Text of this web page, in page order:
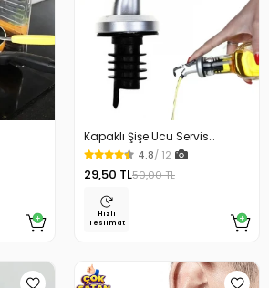
84
Kapaklı Şişe Ucu Servis
Aparatı Yağdanlık Tıpa
4.8/ 12
29,50 TL50,00 TL
Hızlı
Teslimat